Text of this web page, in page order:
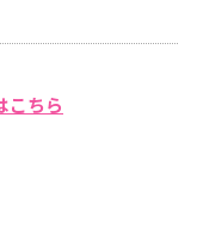
こちら